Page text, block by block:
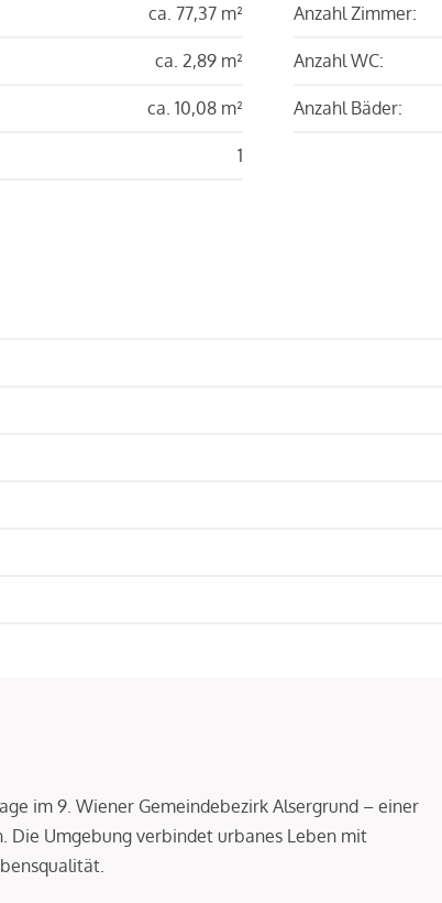
ca. 77,37 m²
ca. 2,89 m²
ca. 10,08 m²
1
Anzahl Zimmer:
Anzahl WC:
Anzahl Bäder:
im 9. Wiener Gemeindebezirk Alsergrund – einer
Die Umgebung verbindet urbanes Leben mit